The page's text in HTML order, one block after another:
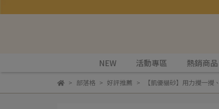
NEW 活動專區 熱銷商品
部落格 好評推薦 【凱優貓砂】用力攪一